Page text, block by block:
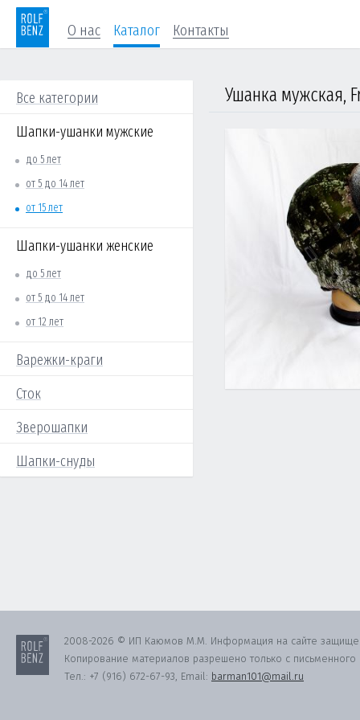
О нас Каталог Контакты
Все категории
Шапки-ушанки мужские
до 5 лет
от 5 до 14 лет
от 15 лет
Шапки-ушанки женские
до 5 лет
от 5 до 14 лет
от 12 лет
Варежки-краги
Сток
Зверошапки
Шапки-снуды
Ушанка мужская,
2008-2026 © ИП Каюмов М.М. Информация на сайте
Копирование материалов разрешено только с письменного
Тел.: +7 (916) 672-67-93, Email: barman101@mail.ru